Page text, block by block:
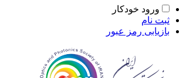
ورود خودکار
ثبت نام
بازیابی رمز عبور